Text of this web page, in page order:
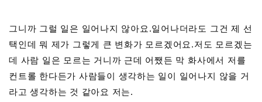
그니까 그럴 일은 일어나지 않아요.일어나더라도 그건 제 선
택인데 뭐 제가 그렇게 큰 변화가 모르겠어요.저도 모르겠는
데 사람 일은 모르는 거니까 근데 어쨌든 막 화사에서 저를
컨트롤 한다든가 사람들이 생각하는 일이 일어나지 않을 거
라고 생각하는 것 같아요 저는.